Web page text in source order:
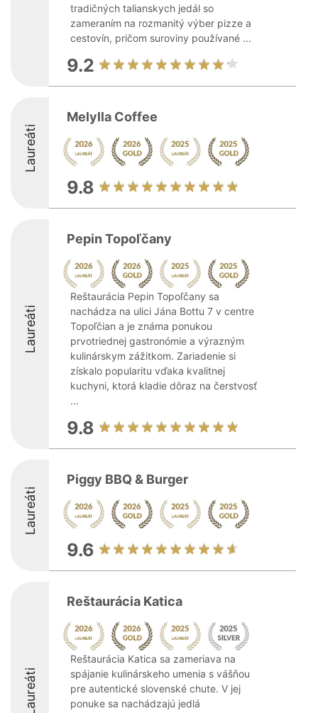
tradičných talianskych jedál so
zameraním na rozmanitý výber pizze a
cestovín, pričom suroviny používané ...
9.2
Laureáti
Melylla Coffee
9.8
Laureáti
Pepin Topoľčany
Reštaurácia Pepin Topoľčany sa
nachádza na ulici Jána Bottu 7 v centre
Topoľčian a je známa ponukou
prvotriednej gastronómie a výrazným
kulinárskym zážitkom. Zariadenie si
získalo popularitu vďaka kvalitnej
kuchyni, ktorá kladie dôraz na čerstvosť
...
9.8
Laureáti
Piggy BBQ & Burger
9.6
Laureáti
Reštaurácia Katica
Reštaurácia Katica sa zameriava na
spájanie kulinárskeho umenia s vášňou
pre autentické slovenské chute. V jej
ponuke sa nachádzajú jedlá